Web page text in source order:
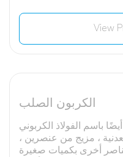
View
الكربون الصلب
باسم الفولاذ الكربوني
، مزيج من عنصرين ،
أخرى بكميات صغيرة